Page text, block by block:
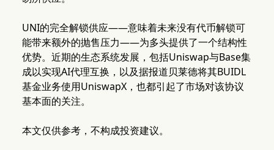
UNI的完全解锁供应——意味着未来没有代币解锁可
能带来额外的抛售压力——为多头提供了一个结构性
优势。近期的生态系统发展，包括Uniswap与Base集
成以实现AI代理互换，以及据报道贝莱德将其BUIDL
基金业务使用UniswapX，也都引起了市场对该协议
基本面的关注。
本文仅供参考，不构成投资建议。